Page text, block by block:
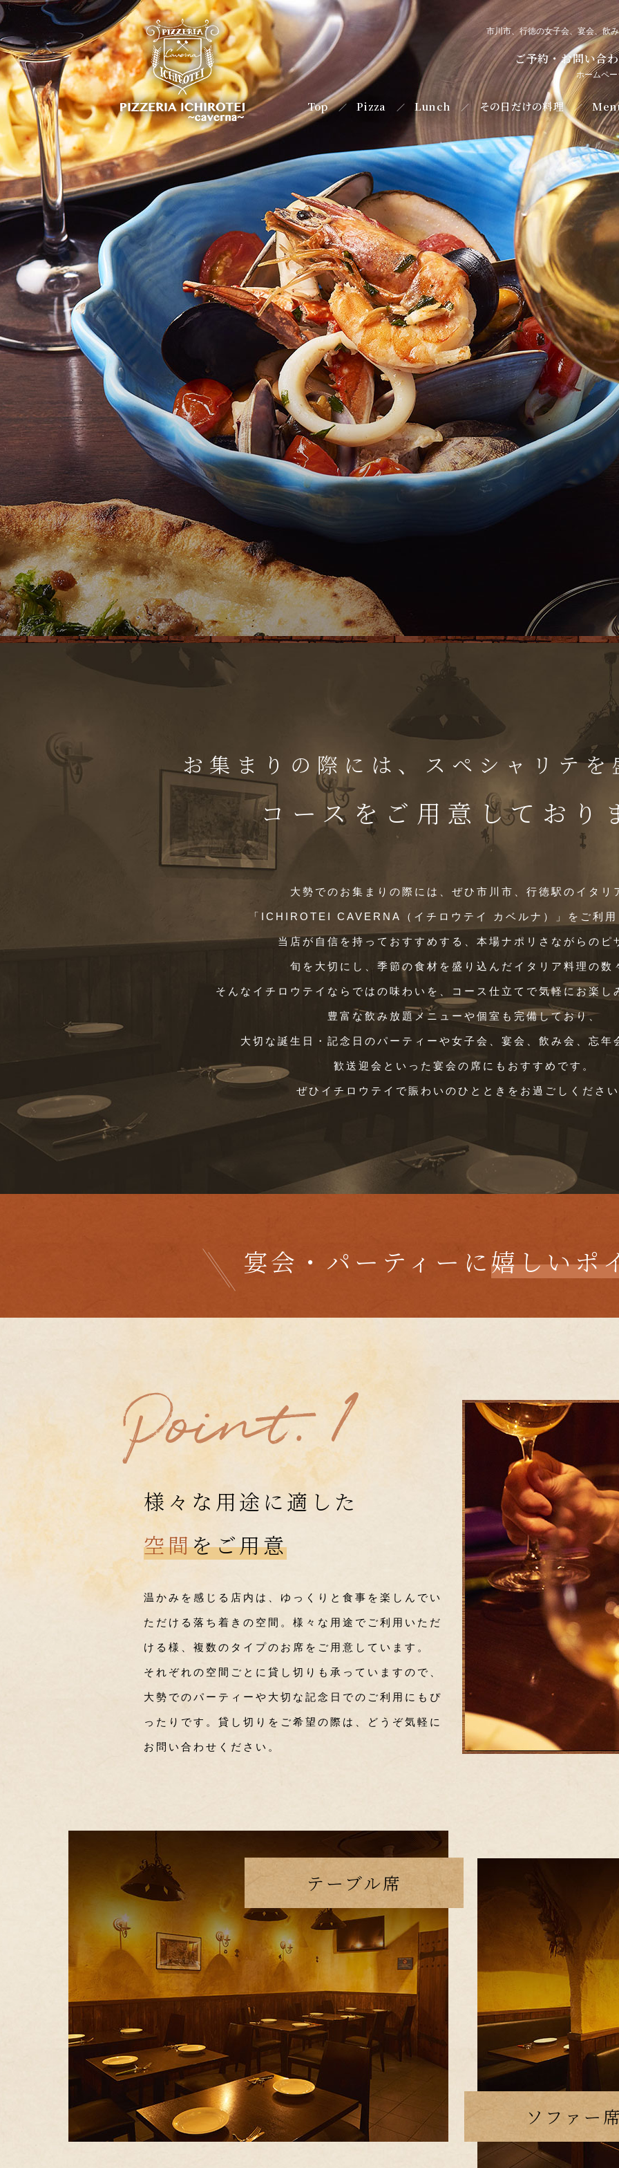
市川市、行徳の女子会、宴会、飲
ご予約・お問い
ホームペ
Top Pizza Lunch その日だけの料理
お集まりの際には、スペシャリテ
コースをご用意しており
大勢でのお集まりの際には、ぜひ市川市、行徳駅のイタリ
「ICHIROTEI CAVERNA（イチロウテイ カベルナ）」をご利
当店が自信を持っておすすめする、本場ナポリさながらのピ
旬を大切にし、季節の食材を盛り込んだイタリア料理の数
そんなイチロウテイならではの味わいを、コース仕立てで気軽にお楽し
豊富な飲み放題メニューや個室も完備しており、
大切な誕生日・記念日のパーティーや女子会、宴会、飲み会、忘年
歓送迎会といった宴会の席にもおすすめです。
ぜひイチロウテイで賑わいのひとときをお過ごしくださ
宴会・パーティーに嬉しいポ
様々な用途に適した
空間をご用意
温かみを感じる店内は、ゆっくりと食事を楽しんでい
ただける落ち着きの空間。様々な用途でご利用いただ
ける様、複数のタイプのお席をご用意しています。
それぞれの空間ごとに貸し切りも承っていますので、
大勢でのパーティーや大切な記念日でのご利用にもぴ
ったりです。貸し切りをご希望の際は、どうぞ気軽に
お問い合わせください。
テーブル席
ソファー